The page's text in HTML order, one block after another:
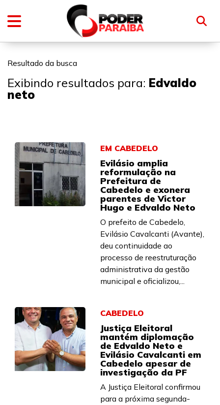
Resultado da busca
Exibindo resultados para: Edvaldo
neto
EM CABEDELO
Evilásio amplia
reformulação na
Prefeitura de
Cabedelo e exonera
parentes de Victor
Hugo e Edvaldo Neto
O prefeito de Cabedelo,
Evilásio Cavalcanti (Avante),
deu continuidade ao
processo de reestruturação
administrativa da gestão
municipal e oficializou,...
CABEDELO
Justiça Eleitoral
mantém diplomação
de Edvaldo Neto e
Evilásio Cavalcanti em
Cabedelo apesar de
investigação da PF
A Justiça Eleitoral confirmou
para a próxima segunda-